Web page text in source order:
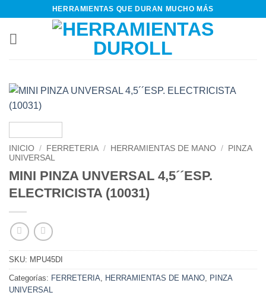
contenido
HERRAMIENTAS QUE DURAN MUCHO MÁS
INICIO / FERRETERIA / HERRAMIENTAS DE MANO /
PINZA
UNIVERSAL
MINI PINZA UNVERSAL 4,5´´ESP.
ELECTRICISTA (10031)
SKU: MPU45DI
Categorías: FERRETERIA, HERRAMIENTAS DE MANO, PINZA
UNIVERSAL